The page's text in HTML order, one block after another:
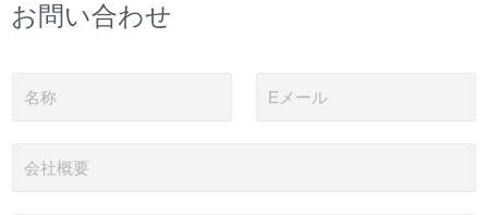
お問い合わせ
称
子
社